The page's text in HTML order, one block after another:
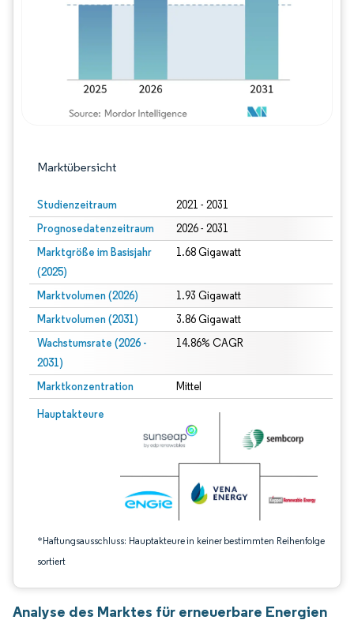
Marktübersicht
Studienzeitraum 2021 - 2031
Prognosedatenzeitraum 2026 - 2031
Marktgröße im Basisjahr
(2025)
1.68 Gigawatt
Marktvolumen (2026) 1.93 Gigawatt
Marktvolumen (2031) 3.86 Gigawatt
Wachstumsrate (2026 -
2031)
14.86% CAGR
Marktkonzentration Mittel
Hauptakteure
*Haftungsausschluss: Hauptakteure in keiner bestimmten Reihenfolge
sortiert
Bild © Mordor Intelligence. Wiederverwendung erfordert Namensnennung
Analyse des Marktes für erneuerbare Energien